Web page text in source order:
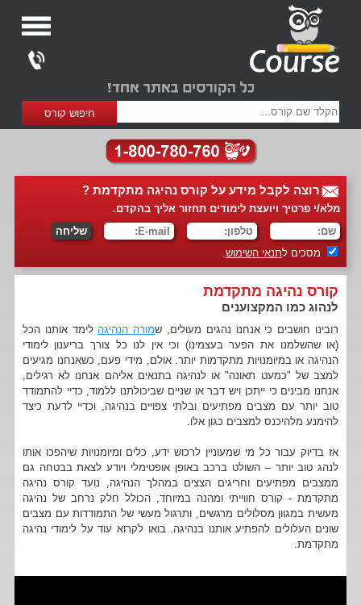
רוצה לקבל מידע על קורס נהיגה מתקדמת ?
מלא/י פרטיך ויועצת לימודים תחזור אליך בהקדם.
מסכים לתנאי השימוש.
קורס נהיגה מתקדמת
לנהוג כמו המקצוענים
רובינו חושבים כי אנחנו נהגים מעולים, שמורה הנהיגה לימד אותנו הכל
(או שהשלמנו את הפער בעצמינו) וכי אין לנו כל צורך בריענון לימודי
הנהיגה או במיומנויות מתקדמות יותר. אולם, מידי פעם, כשאנחנו מגיעים
למצב של "כמעט תאונה" או לנהיגה בתנאים אליהם אנחנו לא רגילים,
אנחנו מבינים כי ייתכן ויש דבר או שניים שביכולתנו ללמוד, כדיי להתמודד
טוב יותר עם מצבים מפתיעים ובלתי צפויים בנהיגה, וכדיי לדעת כיצד
להימנע מלהיכנס למצבים כגון אלו.
אז בדיוק עבור כל מי שמעוניין לרכוש ידע, כלים ומיומנויות שיהפכו אותו
לנהג טוב יותר – השולט ברכב באופן אופטימלי ויודע לצאת בבטחה גם
ממצבים מפתיעים וחריגים הצצים במהלך הנהיגה, נועד קורס נהיגה
מתקדמת - קורס חווייתי ומהנה במיוחד, הכולל חלק נרחב של נהיגה
מעשית במגוון מסלולים מרגשים, ותרגול מעשי של התמודדות עם מצבים
שונים העלולים להפתיע אותנו בנהיגה. בואו לקרוא עוד על לימודי נהיגה
מתקדמת.